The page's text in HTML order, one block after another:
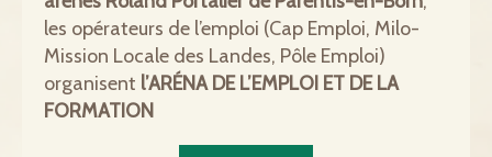
les opérateurs de l’emploi (Cap Emploi, Milo-
Mission Locale des Landes, Pôle Emploi)
organisent l’ARÉNA DE L’EMPLOI ET DE LA
FORMATION